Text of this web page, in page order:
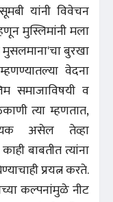
यांनी विवेचन
मुस्लिमांनी मला
मुसलमाना'चा बुरखा
वेदना
समाजाविषयी व
त्या म्हणतात,
असेल तेव्हा
बाबतीत त्यांना
प्रयत्न करते.
कल्पनांमुळे नीट